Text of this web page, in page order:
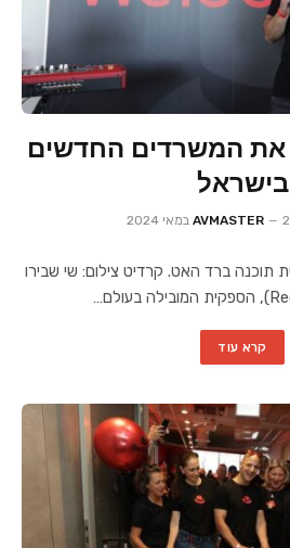
את המשרדים החדשים
בישראל
2024
תוכנה ברד האט. קרדיט צילום: שי שבירו
קרא עוד